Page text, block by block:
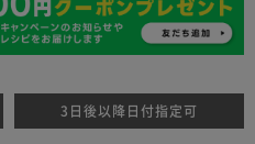
3日後以降日付指定可